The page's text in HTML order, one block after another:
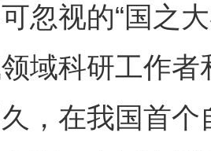
忽视的“国之
域科研工作
，在我国首个